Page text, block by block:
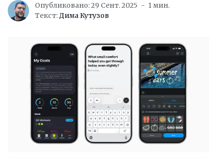
Опубликовано: 29 Сент. 2025
1 мин.
Текст:Дима Кутузов